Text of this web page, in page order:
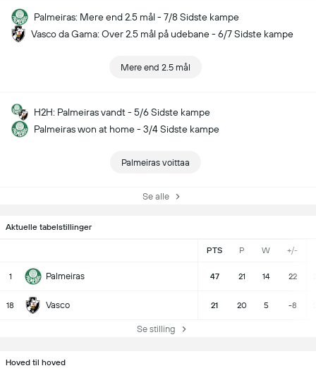
Palmeiras: Mere end 2.5 mål - 7/8 Sidste kampe
Vasco da Gama: Over 2.5 mål på udebane - 6/7 Sidste kampe
Mere end 2.5 mål
H2H: Palmeiras vandt - 5/6 Sidste kampe
Palmeiras won at home - 3/4 Sidste kampe
Palmeiras voittaa
Se alle
Aktuelle tabelstillinger
PTS P W +/-
1 Palmeiras 47 21 14 22
18 Vasco 21 20 5 -8
Se stilling
Hoved til hoved